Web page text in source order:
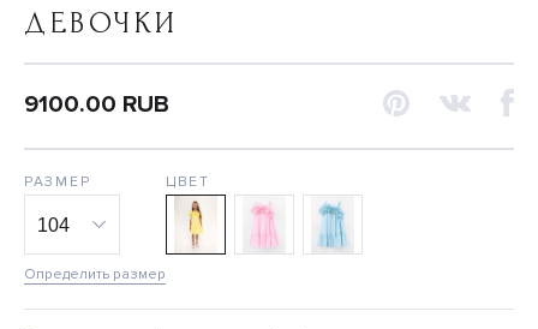
ДЕВОЧКИ
9100.00 RUB
РАЗМЕР
Определить размер
ЦВЕТ